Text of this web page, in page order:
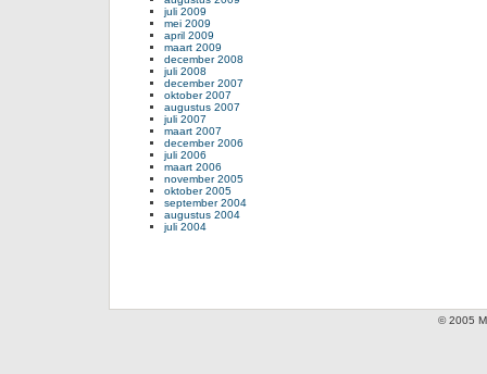
juli 2009
mei 2009
april 2009
maart 2009
december 2008
juli 2008
december 2007
oktober 2007
augustus 2007
juli 2007
maart 2007
december 2006
juli 2006
maart 2006
november 2005
oktober 2005
september 2004
augustus 2004
juli 2004
© 2005